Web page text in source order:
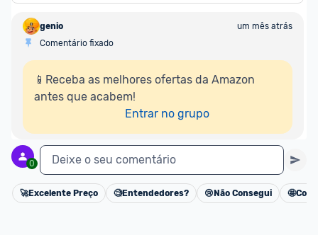
genio
um mês atrás
Comentário fixado
📱Receba as melhores ofertas da Amazon
antes que acabem!
Entrar no grupo
0 Deixe o seu comentário
Cancelar
🚀Excelente Preço 🧐Entendedores? 😢 Não Consegui 🤩